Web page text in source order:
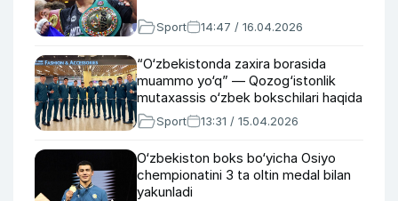
Sport 14:47 / 16.04.2026
“O‘zbekistonda zaxira borasida
muammo yo‘q” — Qozog‘istonlik
mutaxassis o‘zbek bokschilari haqida
Sport 13:31 / 15.04.2026
O‘zbekiston boks bo‘yicha Osiyo
chempionatini 3 ta oltin medal bilan
yakunladi